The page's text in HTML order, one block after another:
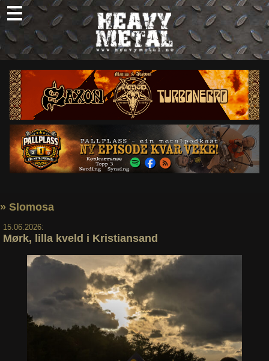
Skip
to
content
Nyheter
Omtaler
Intervjuer
Om oss
Abonner
Søk
» Slomosa
15.06.2026:
Mørk, lilla kveld i Kristiansand